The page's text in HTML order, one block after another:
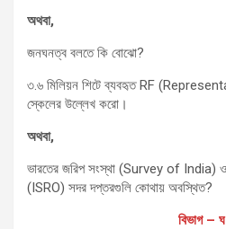
অথবা,
জনঘনত্ব বলতে কি বোঝো?
৩.৬ মিলিয়ন শিটে ব্যবহৃত RF
স্কেলের উল্লেখ করো।
অথবা,
ভারতের জরিপ সংস্থা (Survey of India) ও
(ISRO) সদর দপ্তরগুলি কোথায় অবস্থিত?
বিভাগ – ঘ